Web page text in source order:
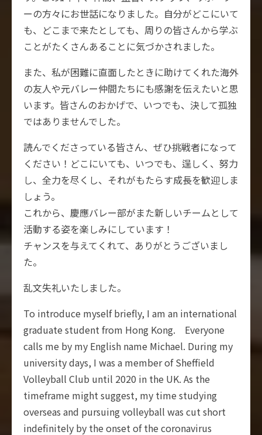
ーの方々にお世話になりました。自分がどこにいて
も、どこまで来たとしても、周りの皆さんから学ぶ
ことがたくさんあることに気づかされました。
また、私が困難に直面したときに助けてくれた海外
の友人や元バレー仲間たちにも感謝を伝えたいと思
います。皆さんのおかげで、いつでも、決して孤独
ではありませんでした。
読んでくださっている皆さん、ぜひ挑戦者になって
ください！どこにいても、いつでも、逞しく、努力
し、全力を尽くし、それがもたらす成長を歓迎しま
しょう。
これから、慶應バレー部がまた新しいチームとして
活動する姿を楽しみにしています！
チャンスを与えてくれて、ありがとうございまし
た。
乱文失礼いたしました。
To introduce myself briefly, I am an international
graduate student from Hong Kong. Everyone
calls me by my English name Michael. During my
university days, I was a member of Sheffield
Volleyball Club until 2020 in the UK. As the
timeframe might suggest, my time studying
overseas and pursuing volleyball was cut short
indefinitely by the onset of the coronavirus